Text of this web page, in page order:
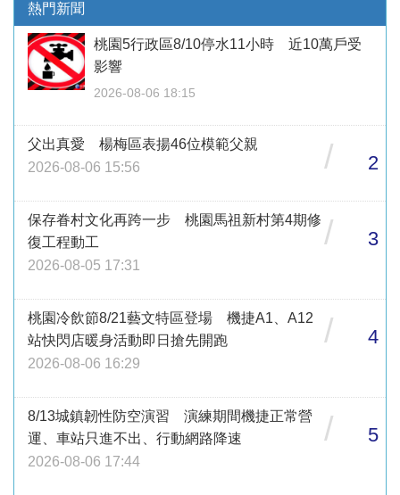
熱門新聞
桃園5行政區8/10停水11小時 近10萬戶受
影響
2026-08-06 18:15
父出真愛 楊梅區表揚46位模範父親
2026-08-06 15:56
/ 2
保存眷村文化再跨一步 桃園馬祖新村第4期修
復工程動工
2026-08-05 17:31
/ 3
桃園冷飲節8/21藝文特區登場 機捷A1、A12
站快閃店暖身活動即日搶先開跑
2026-08-06 16:29
/ 4
8/13城鎮韌性防空演習 演練期間機捷正常營
運、車站只進不出、行動網路降速
2026-08-06 17:44
/ 5